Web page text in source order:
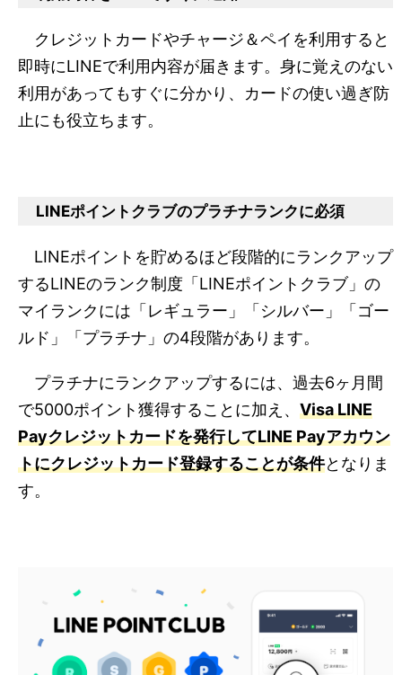
クレジットカードやチャージ＆ペイを利用すると
即時にLINEで利用内容が届きます。身に覚えのない
利用があってもすぐに分かり、カードの使い過ぎ防
止にも役立ちます。
LINEポイントクラブのプラチナランクに必須
LINEポイントを貯めるほど段階的にランクアップ
するLINEのランク制度「LINEポイントクラブ」の
マイランクには「レギュラー」「シルバー」「ゴー
ルド」「プラチナ」の4段階があります。
プラチナにランクアップするには、過去6ヶ月間
で5000ポイント獲得することに加え、 Visa LINE
Payクレジットカードを発行してLINE Payアカウン
トにクレジットカード登録することが条件となりま
す。